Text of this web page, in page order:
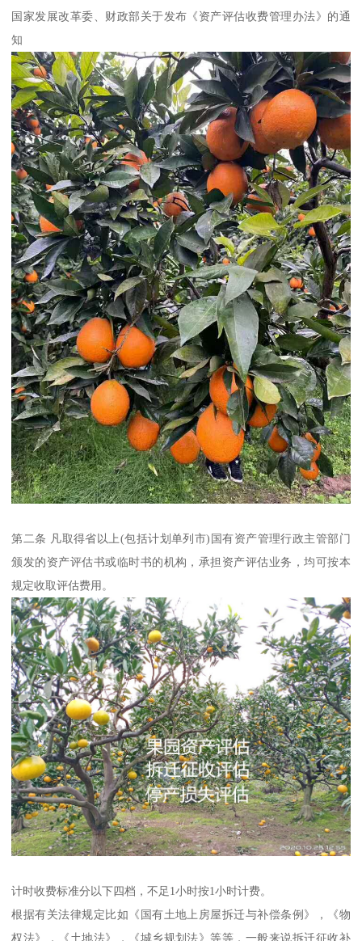
国家发展改革委、财政部关于发布《资产评估收费管理办法》的通
知
第二条 凡取得省以上(包括计划单列市)国有资产管理行政主管部门
颁发的资产评估书或临时书的机构，承担资产评估业务，均可按本
规定收取评估费用。
计时收费标准分以下四档，不足1小时按1小时计费。
根据有关法律规定比如《国有土地上房屋拆迁与补偿条例》，《物
权法》，《土地法》，《城乡规划法》等等，一般来说拆迁征收补